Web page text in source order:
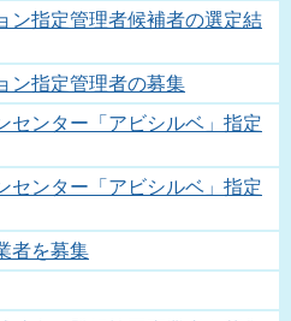
ン指定管理者候補者の選定結
ン指定管理者の募集
センター「アビシルベ」指定
センター「アビシルベ」指定
者を募集